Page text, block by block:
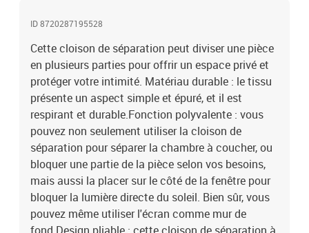
ID 8720287195528
Cette cloison de séparation peut diviser une pièce
en plusieurs parties pour offrir un espace privé et
protéger votre intimité. Matériau durable : le tissu
présente un aspect simple et épuré, et il est
respirant et durable.Fonction polyvalente : vous
pouvez non seulement utiliser la cloison de
séparation pour séparer la chambre à coucher, ou
bloquer une partie de la pièce selon vos besoins,
mais aussi la placer sur le côté de la fenêtre pour
bloquer la lumière directe du soleil. Bien sûr, vous
pouvez même utiliser l'écran comme mur de